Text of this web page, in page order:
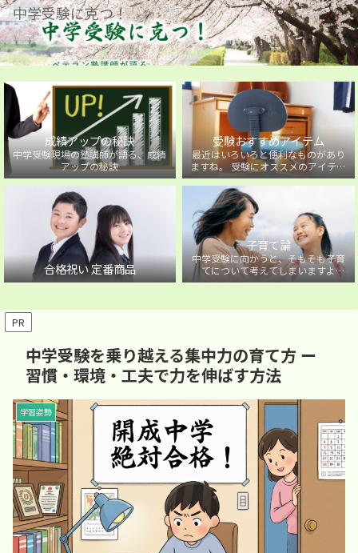
中学受験に克つ！
成績アップの秘訣
中学受験現場の塾講師が語る、成績
アップの秘訣
受験おすすめアイテム
最近はいろいろと便利なものがあり
ますね。 受験にオススメのアイテム
を紹介しています。
合格祝い 定番商品
子育て論
中学受験に向かうと、そもそも子育
てについて考えてしまいますよ
ね・・・。中学受験に向かうお子様
PR
中学受験を乗り越える集中力の育て方 ー
習慣・環境・工夫で力を伸ばす方法
学習姿勢